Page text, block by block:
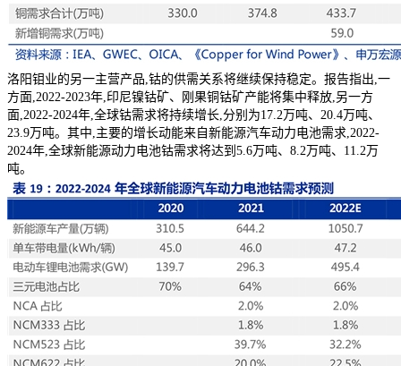
洛阳钼业的另一主营产品,钴的供需关系将继续保持稳定。报告指出,一
方面,2022-2023年,印尼镍钴矿、刚果铜钴矿产能将集中释放,另一方
面,2022-2024年,全球钴需求将持续增长,分别为17.2万吨、20.4万吨、
23.9万吨。其中,主要的增长动能来自新能源汽车动力电池需求,2022-
2024年,全球新能源动力电池钴需求将达到5.6万吨、8.2万吨、11.2万
吨。